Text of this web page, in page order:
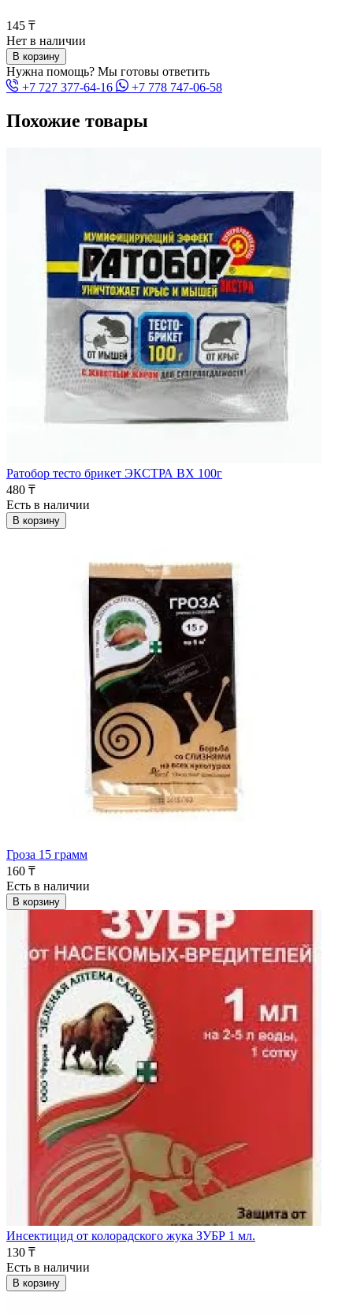
145 ₸
Нет в наличии
В корзину
Нужна помощь? Мы готовы ответить
+7 727 377-64-16
+7 778 747-06-58
Похожие товары
Ратобор тесто брикет ЭКСТРА ВХ 100г
480 ₸
Есть в наличии
В корзину
Гроза 15 грамм
160 ₸
Есть в наличии
В корзину
Инсектицид от колорадского жука ЗУБР 1 мл.
130 ₸
Есть в наличии
В корзину